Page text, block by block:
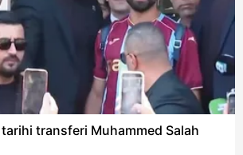
transferi Muhammed Salah